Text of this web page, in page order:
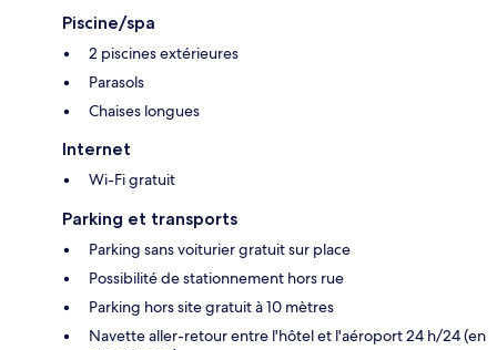
Piscine/spa
2 piscines extérieures
Parasols
Chaises longues
Internet
Wi-Fi gratuit
Parking et transports
Parking sans voiturier gratuit sur place
Possibilité de stationnement hors rue
Parking hors site gratuit à 10 mètres
Navette aller-retour entre l'hôtel et l'aéroport 24 h/24 (en